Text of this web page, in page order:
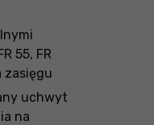
55, FR
zasięgu
uchwyt
na